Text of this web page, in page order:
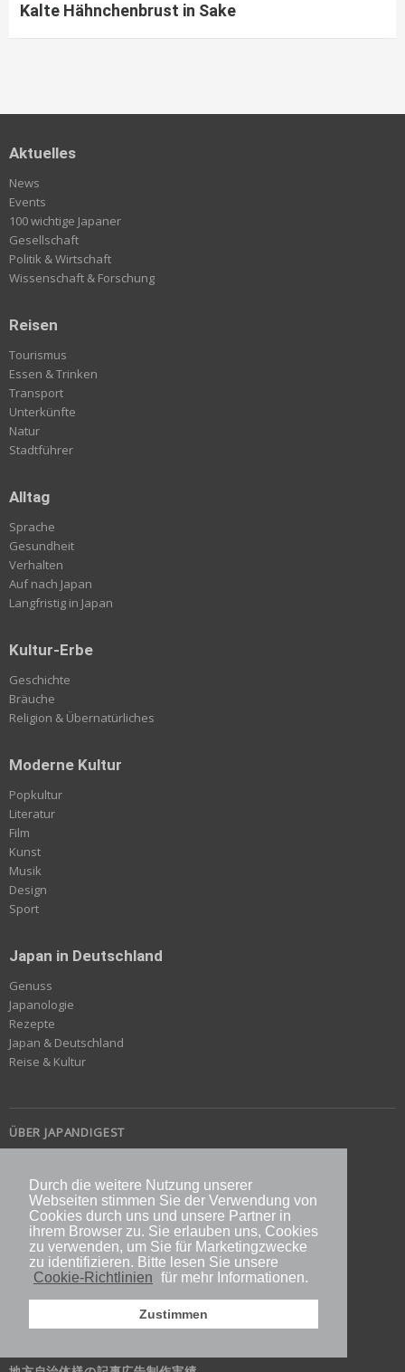
Durch die weitere Nutzung unserer
Webseiten stimmen Sie der Verwendung von
Cookies durch uns und unsere Partner in
ihrem Browser zu. Sie erlauben uns, Cookies
zu verwenden, um Sie für Marketingzwecke
zu identifizieren. Bitte lesen Sie unsere
Cookie-Richtlinien für mehr Informationen.
Zustimmen
Kalte Hähnchenbrust in Sake
Aktuelles
News
Events
100 wichtige Japaner
Gesellschaft
Politik & Wirtschaft
Wissenschaft & Forschung
Reisen
Tourismus
Essen & Trinken
Transport
Unterkünfte
Natur
Stadtführer
Alltag
Sprache
Gesundheit
Verhalten
Auf nach Japan
Langfristig in Japan
Kultur-Erbe
Geschichte
Bräuche
Religion & Übernatürliches
Moderne Kultur
Popkultur
Literatur
Film
Kunst
Musik
Design
Sport
Japan in Deutschland
Genuss
Japanologie
Rezepte
Japan & Deutschland
Reise & Kultur
ÜBER JAPANDIGEST
KONTAKT
E-BOOK
SHOP
ÜBER DIE AUTOREN
AUTOR WERDEN
FÜR WERBEPARTNER / 広告出稿をご検討の方へ
KOMMENTARREGELN